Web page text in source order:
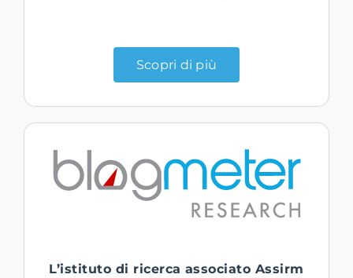
Scopri di più
L’istituto di ricerca associato Assirm